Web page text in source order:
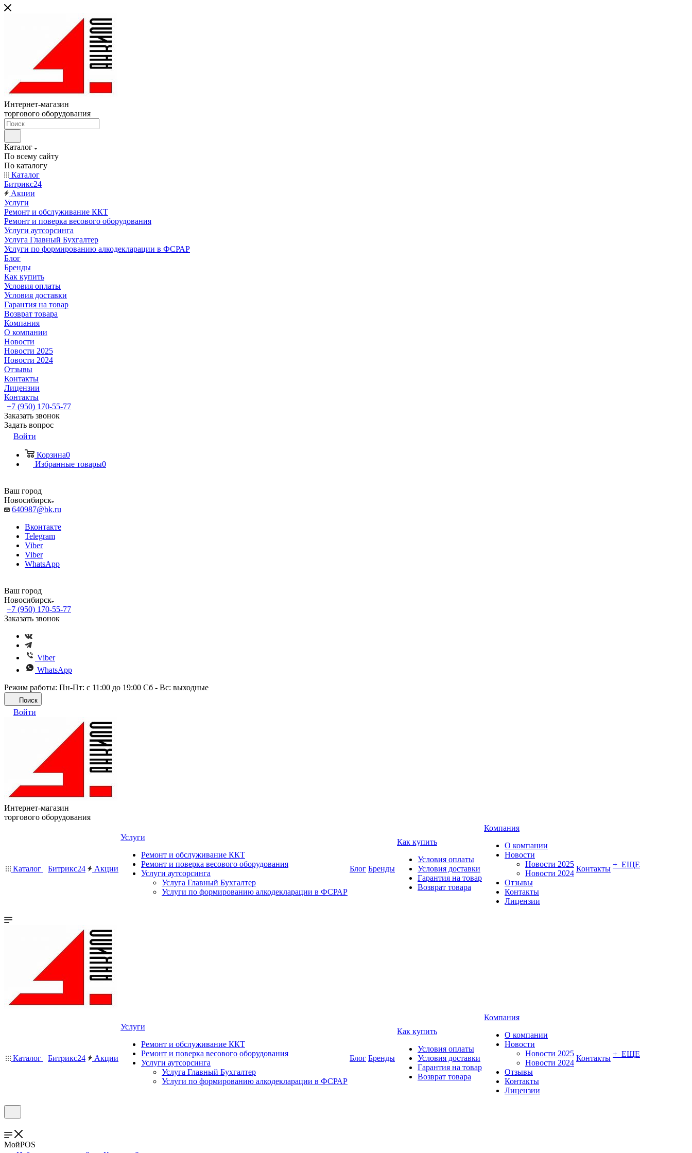
Интернет-магазин
торгового оборудования
Каталог
По всему сайту
По каталогу
Каталог
Битрикс24
Акции
Услуги
Ремонт и обслуживание ККТ
Ремонт и поверка весового оборудования
Услуги аутсорсинга
Услуга Главный Бухгалтер
Услуги по формированию алкодекларации в ФСРАР
Блог
Бренды
Как купить
Условия оплаты
Условия доставки
Гарантия на товар
Возврат товара
Компания
О компании
Новости
Новости 2025
Новости 2024
Отзывы
Контакты
Лицензии
Контакты
+7 (950) 170-55-77
Заказать звонок
Задать вопрос
Войти
Корзина0
Избранные товары0
Ваш город
Новосибирск
640987@bk.ru
Вконтакте
Telegram
Viber
Viber
WhatsApp
Ваш город
Новосибирск
+7 (950) 170-55-77
Заказать звонок
Viber
WhatsApp
Режим работы: Пн-Пт: с 11:00 до 19:00 Сб - Вс: выходные
Поиск
Войти
Интернет-магазин
торгового оборудования
Каталог Битрикс24 Акции
Услуги
Ремонт и обслуживание ККТ
Ремонт и поверка весового оборудования
Услуги аутсорсинга
Услуга Главный Бухгалтер
Услуги по формированию алкодекларации в ФСРАР
Блог Бренды
Как купить
Условия оплаты
Условия доставки
Гарантия на товар
Возврат товара
Компания
О компании
Новости
Новости 2025
Новости 2024
Отзывы
Контакты
Лицензии
Контакты + ЕЩЕ
Каталог Битрикс24 Акции
Услуги
Ремонт и обслуживание ККТ
Ремонт и поверка весового оборудования
Услуги аутсорсинга
Услуга Главный Бухгалтер
Услуги по формированию алкодекларации в ФСРАР
Блог Бренды
Как купить
Условия оплаты
Условия доставки
Гарантия на товар
Возврат товара
Компания
О компании
Новости
Новости 2025
Новости 2024
Отзывы
Контакты
Лицензии
Контакты + ЕЩЕ
МойPOS